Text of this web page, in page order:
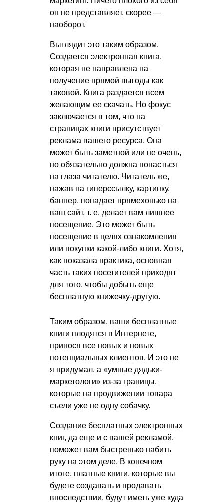
он не представляет, скорее —
наоборот.
Выглядит это таким образом.
Создается электронная книга,
которая не направлена на
получение прямой выгоды как
таковой. Книга раздается всем
желающим ее скачать. Но фокус
заключается в том, что на
страницах книги присутствует
реклама вашего ресурса. Она
может быть заметной или не очень,
но обязательно должна попасться
на глаза читателю. Читатель же,
нажав на гиперссылку, картинку,
баннер, попадает прямехонько на
ваш сайт, т. е. делает вам лишнее
посещение. Это может быть
посещение в целях ознакомления
или покупки какой-либо книги. Хотя,
как показала практика, основная
часть таких посетителей приходят
для того, чтобы добыть еще
бесплатную книжечку-другую.
Таким образом, ваши бесплатные
книги плодятся в Интернете,
принося все новых и новых
потенциальных клиентов. И это не
я придумал, а «умные дядьки-
маркетологи» из-за границы,
которые на продвижении товара
съели уже не одну собачку.
Создание бесплатных электронных
книг, да еще и с вашей рекламой,
поможет вам быстренько набить
руку на этом деле. В конечном
итоге, платные книги, которые вы
будете создавать и продавать
впоследствии, будут иметь уже куда